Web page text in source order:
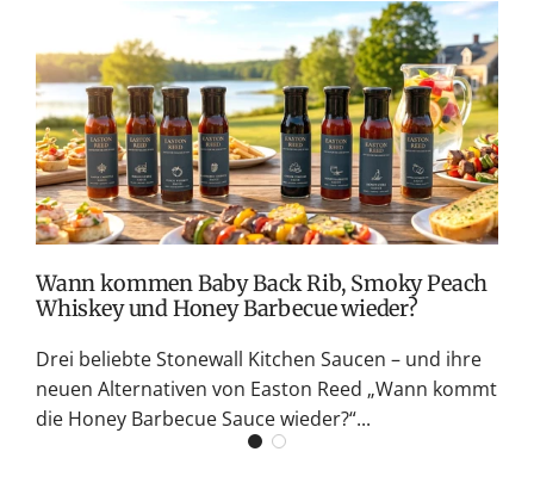
Wann kommen Baby Back Rib, Smoky Peach
Whiskey und Honey Barbecue wieder?
Drei beliebte Stonewall Kitchen Saucen – und ihre
neuen Alternativen von Easton Reed „Wann kommt
die Honey Barbecue Sauce wieder?“...